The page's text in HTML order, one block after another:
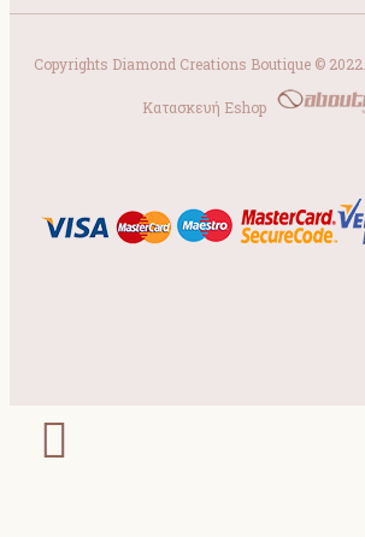
Copyrights Diamond Creations Boutique ©
Κατασκευή Eshop